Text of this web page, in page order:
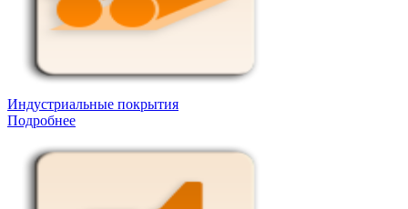
Индустриальные покрытия
Подробнее